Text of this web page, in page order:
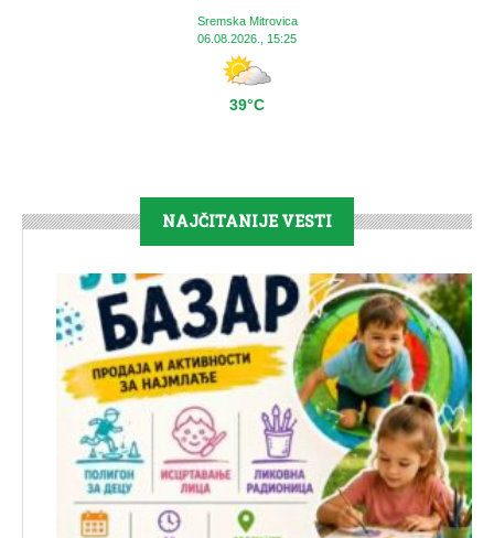
Sremska Mitrovica
06.08.2026., 15:25
39°C
NAJČITANIJE VESTI